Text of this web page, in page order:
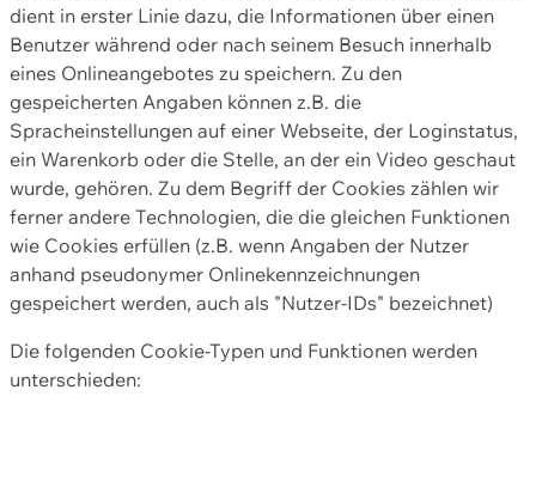
dient in erster Linie dazu, die Informationen über einen
Benutzer während oder nach seinem Besuch innerhalb
eines Onlineangebotes zu speichern. Zu den
gespeicherten Angaben können z.B. die
Spracheinstellungen auf einer Webseite, der Loginstatus,
ein Warenkorb oder die Stelle, an der ein Video geschaut
wurde, gehören. Zu dem Begriff der Cookies zählen wir
ferner andere Technologien, die die gleichen Funktionen
wie Cookies erfüllen (z.B. wenn Angaben der Nutzer
anhand pseudonymer Onlinekennzeichnungen
gespeichert werden, auch als "Nutzer-IDs" bezeichnet)
Die folgenden Cookie-Typen und Funktionen werden
unterschieden: